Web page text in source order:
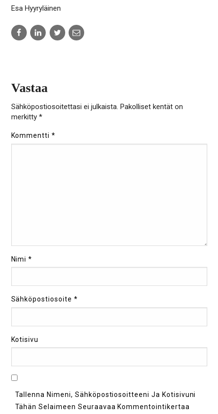
Esa Hyyryläinen
Share
to:
Share
to:
Share
to:
Share
to:
Vastaa
Sähköpostiosoitettasi ei julkaista. Pakolliset kentät on
merkitty *
Kommentti*
Nimi*
Sähköpostiosoite *
Kotisivu
Tallenna Nimeni, Sähköpostiosoitteeni Ja Kotisivuni
Tähän Selaimeen Seuraavaa Kommentointikertaa